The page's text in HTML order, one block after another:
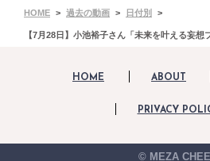
HOME 過去の動画 日付別
【7月28日】小池裕子さん「未来を叶える妄想
HOME ABOUT
PRIVACY
© MEZA